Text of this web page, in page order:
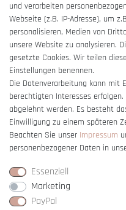
und verarbeiten
Webseite (z.B. IP-Adresse), um
personalisieren, Medien von
unsere Website zu analysieren.
gesetzte Cookies. Wir teilen
Einstellungen benennen.
Die Datenverarbeitung kann mit
berechtigten Interesses
abgelehnt werden. Es besteht
Einwilligung zu einem späteren
Beachten Sie unser Impressum
personenbezogener Daten in
Essenziell
Marketing
PayPal